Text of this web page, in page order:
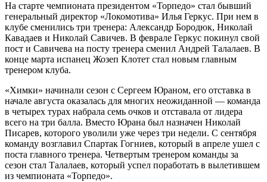
На старте чемпионата президентом «Торпедо» стал бывший
генеральный директор «Локомотива» Илья Геркус. При нем в
клубе сменились три тренера: Александр Бородюк, Николай
Кавадаев и Николай Савичев. В феврале Геркус покинул свой
пост и Савичева на посту тренера сменил Андрей Талалаев. В
конце марта испанец Жозеп Клотет стал новым главным
тренером клуба.
«Химки» начинали сезон с Сергеем Юраном, его отставка в
начале августа оказалась для многих неожиданной — команда
в четырех турах набрала семь очков и отставала от лидера
всего на три балла. Вместо Юрана был назначен Николай
Писарев, которого уволили уже через три недели. С сентября
команду возглавил Спартак Гогниев, который в апреле ушел с
поста главного тренера. Четвертым тренером команды за
сезон стал Талалаев, который успел поработать в вылетившем
из чемпионата «Торпедо».